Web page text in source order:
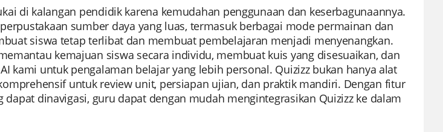
di kalangan pendidik karena kemudahan penggunaan dan keserbagunaannya.
sumber daya yang luas, termasuk berbagai mode permainan dan
siswa tetap terlibat dan membuat pembelajaran menjadi menyenangkan.
kemajuan siswa secara individu, membuat kuis yang disesuaikan, dan
kami untuk pengalaman belajar yang lebih personal. Quizizz bukan hanya alat
untuk review unit, persiapan ujian, dan praktik mandiri. Dengan fitur
dapat dinavigasi, guru dapat dengan mudah mengintegrasikan Quizizz ke dalam